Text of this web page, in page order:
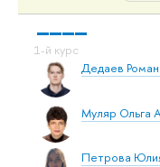
Дедаев
Муляр Ольга
Петрова